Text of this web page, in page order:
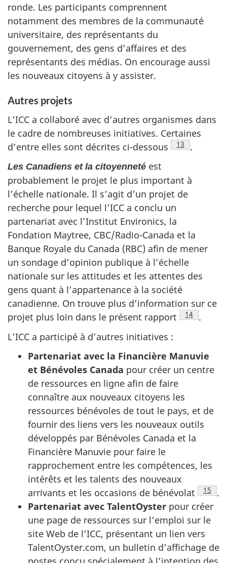
ronde. Les participants comprennent
notamment des membres de la communauté
universitaire, des représentants du
gouvernement, des gens d’affaires et des
représentants des médias. On encourage aussi
les nouveaux citoyens à y assister.
Autres projets
L’ICC a collaboré avec d’autres organismes dans
le cadre de nombreuses initiatives. Certaines
d’entre elles sont décrites ci-dessous
Note de bas
13 .
Les Canadiens et la citoyenneté est
probablement le projet le plus important à
l’échelle nationale. Il s’agit d’un projet de
recherche pour lequel l’ICC a conclu un
partenariat avec l’Institut Environics, la
Fondation Maytree, CBC/Radio-Canada et la
Banque Royale du Canada (RBC) afin de mener
un sondage d’opinion publique à l’échelle
nationale sur les attitudes et les attentes des
gens quant à l’appartenance à la société
canadienne. On trouve plus d’information sur ce
projet plus loin dans le présent rapport
Note de
14
.
L’ICC a participé à d’autres initiatives :
Partenariat avec la Financière Manuvie
et Bénévoles Canada pour créer un centre
de ressources en ligne afin de faire
connaître aux nouveaux citoyens les
ressources bénévoles de tout le pays, et de
fournir des liens vers les nouveaux outils
développés par Bénévoles Canada et la
Financière Manuvie pour faire le
rapprochement entre les compétences, les
intérêts et les talents des nouveaux
arrivants et les occasions de bénévolat
Note
15
.
Partenariat avec TalentOyster pour créer
une page de ressources sur l’emploi sur le
site Web de l’ICC, présentant un lien vers
TalentOyster.com, un bulletin d’affichage de